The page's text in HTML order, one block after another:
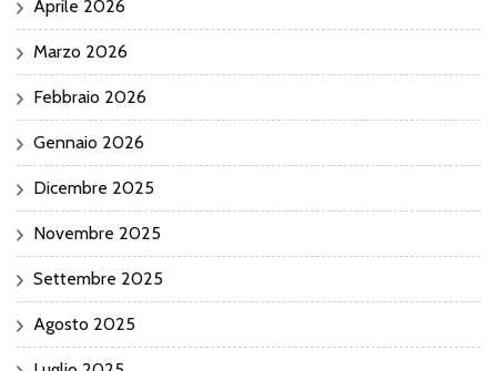
Aprile 2026
Marzo 2026
Febbraio 2026
Gennaio 2026
Dicembre 2025
Novembre 2025
Settembre 2025
Agosto 2025